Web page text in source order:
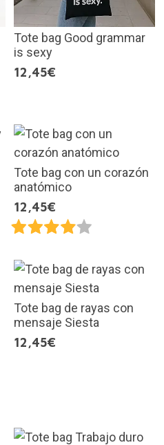
Tote bag Good grammar
is sexy
12,45€
Tote bag con un corazón
anatómico
12,45€
Tote bag de rayas con
mensaje Siesta
12,45€